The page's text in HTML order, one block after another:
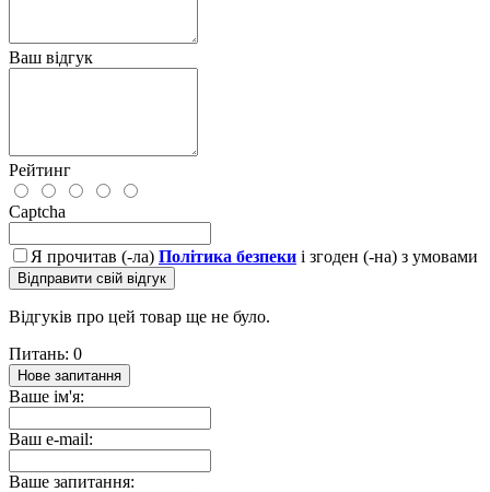
Ваш відгук
Рейтинг
Captcha
Я прочитав (-ла) Політика безпеки і згоден (-на) з умовами
Відправити свій відгук
Відгуків про цей товар ще не було.
Питань: 0
Нове запитання
Ваше ім'я:
Ваш e-mail:
Ваше запитання: